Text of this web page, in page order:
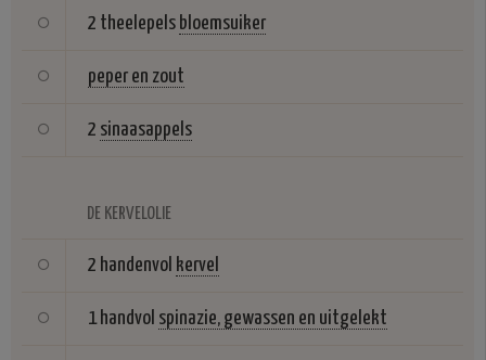
2 theelepels bloemsuiker
peper en zout
2 sinaasappels
DE KERVELOLIE
2 handenvol kervel
1 handvol spinazie, gewassen en uitgelekt